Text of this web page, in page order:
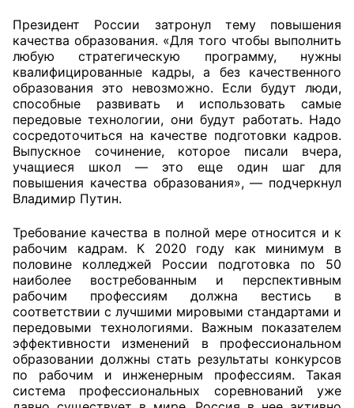
Президент России затронул тему повышения
качества образования. «Для того чтобы выполнить
любую стратегическую программу, нужны
квалифицированные кадры, а без качественного
образования это невозможно. Если будут люди,
способные развивать и использовать самые
передовые технологии, они будут работать. Надо
сосредоточиться на качестве подготовки кадров.
Выпускное сочинение, которое писали вчера,
учащиеся школ — это еще один шаг для
повышения качества образования», — подчеркнул
Владимир Путин.
Требование качества в полной мере относится и к
рабочим кадрам. К 2020 году как минимум в
половине колледжей России подготовка по 50
наиболее востребованным и перспективным
рабочим профессиям должна вестись в
соответствии с лучшими мировыми стандартами и
передовыми технологиями. Важным показателем
эффективности изменений в профессиональном
образовании должны стать результаты конкурсов
по рабочим и инженерным профессиям. Такая
система профессиональных соревнований уже